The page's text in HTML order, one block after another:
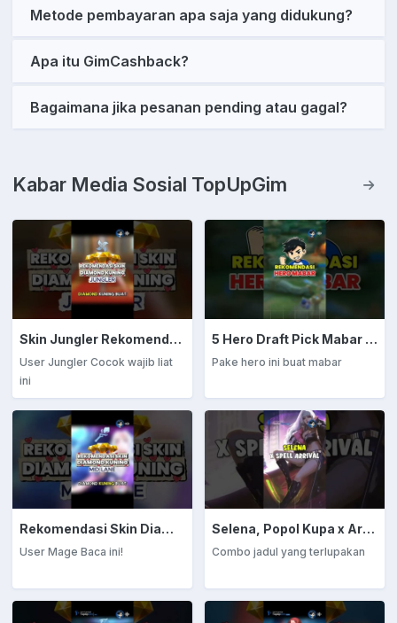
Metode pembayaran apa saja yang didukung?
Apa itu GimCashback?
Bagaimana jika pesanan pending atau gagal?
Kabar Media Sosial TopUpGim
Skin Jungler Rekomendasi Diamond Kuning
User Jungler Cocok wajib liat
ini
5 Hero Draft Pick Mabar Auto Win
Pake hero ini buat mabar
Rekomendasi Skin Diamond Kuning: Mage
User Mage Baca ini!
Selena, Popol Kupa x Arrival
Combo jadul yang terlupakan